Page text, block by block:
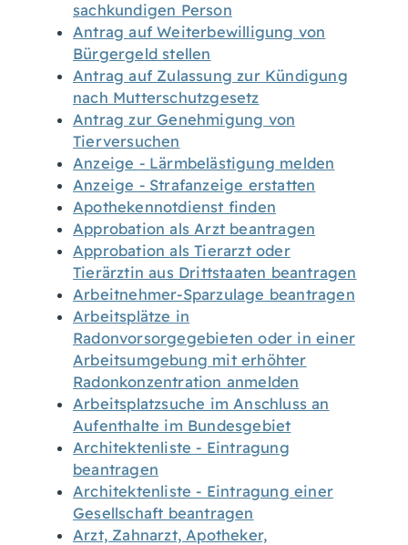
sachkundigen Person
Antrag auf Weiterbewilligung von
Bürgergeld stellen
Antrag auf Zulassung zur Kündigung
nach Mutterschutzgesetz
Antrag zur Genehmigung von
Tierversuchen
Anzeige - Lärmbelästigung melden
Anzeige - Strafanzeige erstatten
Apothekennotdienst finden
Approbation als Arzt beantragen
Approbation als Tierarzt oder
Tierärztin aus Drittstaaten beantragen
Arbeitnehmer-Sparzulage beantragen
Arbeitsplätze in
Radonvorsorgegebieten oder in einer
Arbeitsumgebung mit erhöhter
Radonkonzentration anmelden
Arbeitsplatzsuche im Anschluss an
Aufenthalte im Bundesgebiet
Architektenliste - Eintragung
beantragen
Architektenliste - Eintragung einer
Gesellschaft beantragen
Arzt, Zahnarzt, Apotheker,